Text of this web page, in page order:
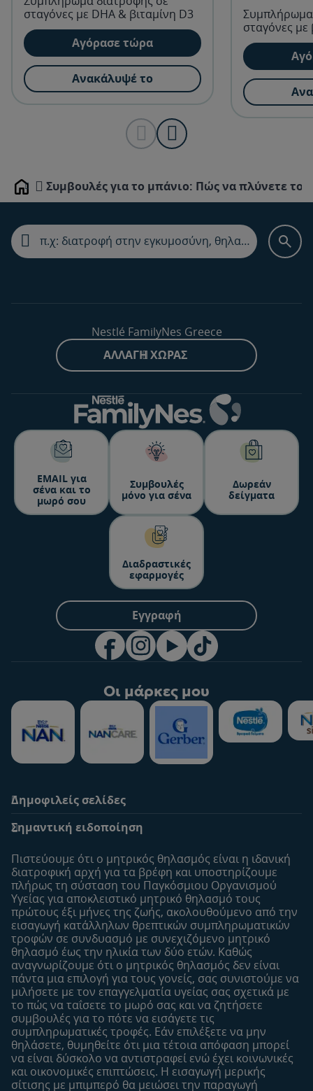
σταγόνες με DHA & βιταμίνη D3
Αγόρασε τώρα
Ανακάλυψέ το
Συμπλήρωμα
σταγόνες με
Home Συμβουλές για το μπάνιο: Πώς να πλύνετε
Nestlé FamilyNes Greece
ΑΛΛΑΓΉ ΧΏΡΑΣ
ΕΜΑΙL για
σένα και το
μωρό σου
Συμβουλές
μόνο για σένα
Δωρεάν
δείγματα
Διαδραστικές
εφαρμογές
Εγγραφή
Οι μάρκες μου
Δημοφιλείς σελίδες
Οι Ειδικοί μας
Συχνές ερωτήσεις
Αναζήτηση
Επικοινώνησε μαζί μας
Σχετικά με εμάς
Η σελίδα μου
Το προφίλ μου
Είσοδος/Εγγραφή
Προϊόντα
Εύρεση προϊόντος
Οι μάρκες μου
Εύρεση καταστήματος
Δείγματα
Σημαντική ειδοποίηση
Πιστεύουμε ότι ο μητρικός θηλασμός είναι η ιδανική
διατροφική αρχή για τα βρέφη και υποστηρίζουμε
πλήρως τη σύσταση του Παγκόσμιου Οργανισμού
Υγείας για αποκλειστικό μητρικό θηλασμό τους
πρώτους έξι μήνες της ζωής, ακολουθούμενo από την
εισαγωγή κατάλληλων θρεπτικών συμπληρωματικών
τροφών σε συνδυασμό με συνεχιζόμενο μητρικό
θηλασμό έως την ηλικία των δύο ετών. Καθώς
αναγνωρίζουμε ότι ο μητρικός θηλασμός δεν είναι
πάντα μια επιλογή για τους γονείς, σας συνιστούμε να
μιλήσετε με τον επαγγελματία υγείας σας σχετικά με
το πώς να ταΐσετε το μωρό σας και να ζητήσετε
συμβουλές για το πότε να εισάγετε τις
συμπληρωματικές τροφές. Εάν επιλέξετε να μην
θηλάσετε, θυμηθείτε ότι μια τέτοια απόφαση μπορεί
να είναι δύσκολο να αντιστραφεί ενώ έχει κοινωνικές
και οικονομικές επιπτώσεις. Η εισαγωγή μερικής
σίτισης με μπιμπερό θα μειώσει την παραγωγή